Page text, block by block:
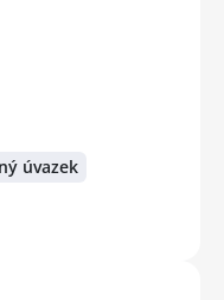
úvazek